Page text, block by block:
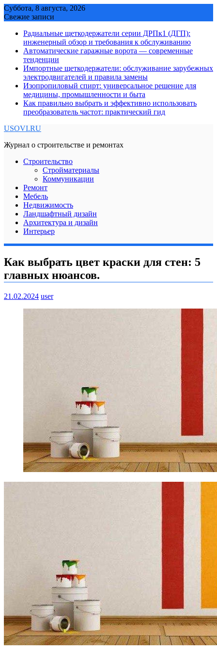
Skip
to
Суббота, 8 августа, 2026
Свежие записи
Радиальные щеткодержатели серии ДРПк1 (ДГП):
инженерный обзор и требования к обслуживанию
Автоматические гаражные ворота — современные
тенденции
Импортные щеткодержатели: обслуживание зарубежных
электродвигателей и правила замены
Изопропиловый спирт: универсальное решение для
медицины, промышленности и быта
Как правильно выбрать и эффективно использовать
преобразователь частот: практический гид
USOVI.RU
Журнал о строительстве и ремонтах
Строительство
Стройматериалы
Коммуникации
Ремонт
Мебель
Недвижимость
Ландшафтный дизайн
Архитектура и дизайн
Интерьер
Как выбрать цвет краски для стен: 5
главных нюансов.
21.02.2024 user